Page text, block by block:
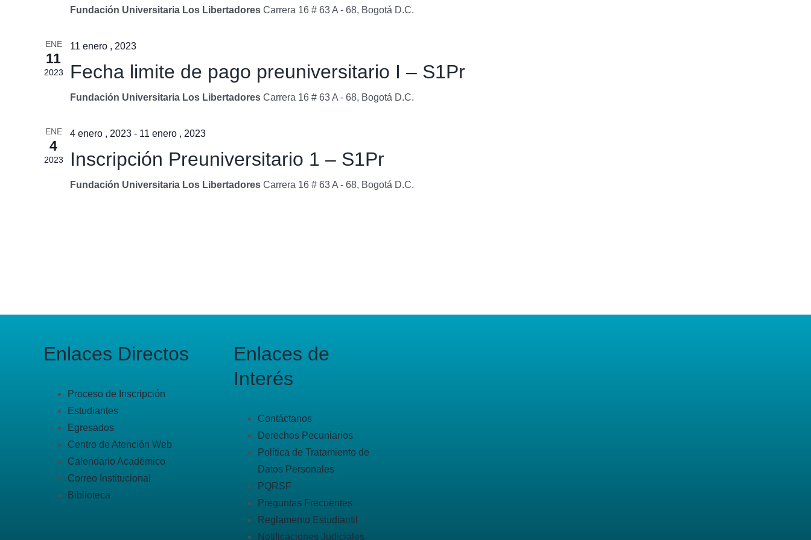
Fundación Universitaria Los Libertadores Carrera 16 # 63 A - 68, Bogotá D.C.
ENE
11
2023
11 enero , 2023
Fecha limite de pago preuniversitario I – S1Pr
Fundación Universitaria Los Libertadores Carrera 16 # 63 A - 68, Bogotá D.C.
ENE
4
2023
4 enero , 2023- 11 enero , 2023
Inscripción Preuniversitario 1 – S1Pr
Fundación Universitaria Los Libertadores Carrera 16 # 63 A - 68, Bogotá D.C.
Enlaces Directos
Proceso de Inscripción
Estudiantes
Egresados
Centro de Atención Web
Calendario Académico
Correo Institucional
Biblioteca
Enlaces de
Interés
Contáctanos
Derechos Pecuniarios
Política de Tratamiento de
Datos Personales
PQRSF
Preguntas Frecuentes
Reglamento Estudiantil
Notificaciones Judiciales